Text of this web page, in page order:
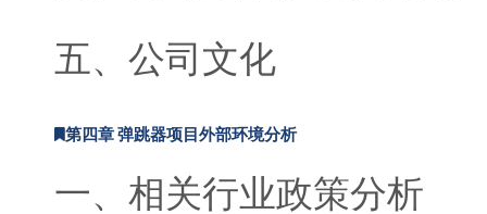
五、公司文化
第四章 弹跳器项目外部环境分析
一、相关行业政策分析